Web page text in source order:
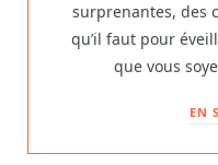
surprenantes, des
qu’il faut pour
que vous
EN